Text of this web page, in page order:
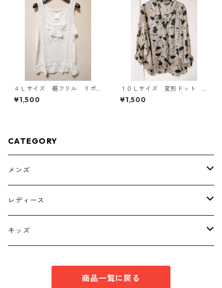
４Ｌサイズ 裾フリル リボ
ン付きタンクトップ オフホ
ワイト KAE-4780
¥1,500
１０Ｌサイズ 変形ドット
花柄 ボウタイブラウス オ
フホワイト KAE-4778
¥1,500
CATEGORY
メンズ
トップス
ボトムス
レディース
トップス
キッズ
商品一覧に戻る